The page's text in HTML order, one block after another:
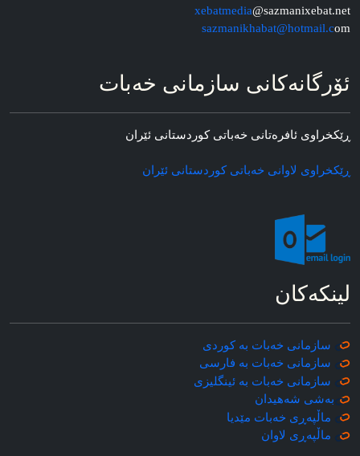
xebatmedia@sazmanixebat.net
sazmanikhabat@hotmail.com
ئۆرگانه‌کانی سازمانی خه‌بات
ڕێکخراوی ئافره‌تانی خه‌باتی کوردستانی ئێران
ڕێکخراوی لاوانی خه‌باتی کوردستانی ئێران
لینکه‌کان
سازمانی خه‌بات به کوردی
سازمانی خه‌بات به فارسی
سازمانی خه‌بات به ئینگلیزی
به‌شی شه‌هیدان
ماڵپه‌ڕی خه‌بات مێدیا
ماڵپه‌ڕی لاوان